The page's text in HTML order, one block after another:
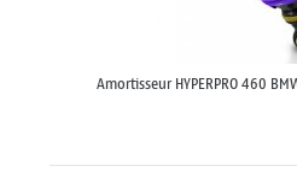
Amortisseur HYPERPRO 460